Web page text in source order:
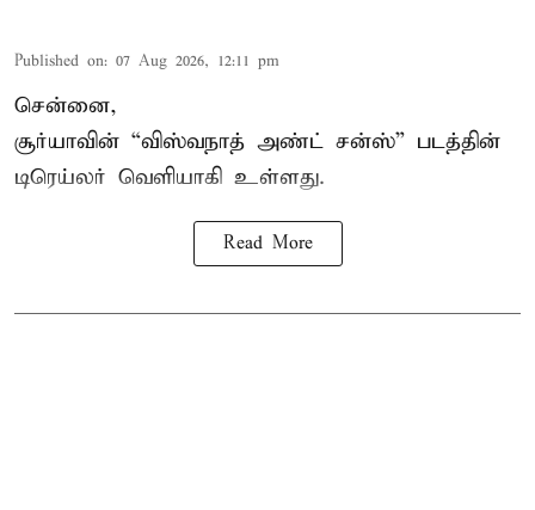
Published on: 07 Aug 2026, 12:11 pm
சென்னை,
சூர்யாவின் “விஸ்வநாத் அண்ட் சன்ஸ்” படத்தின்
டிரெய்லர் வெளியாகி உள்ளது.
Read More